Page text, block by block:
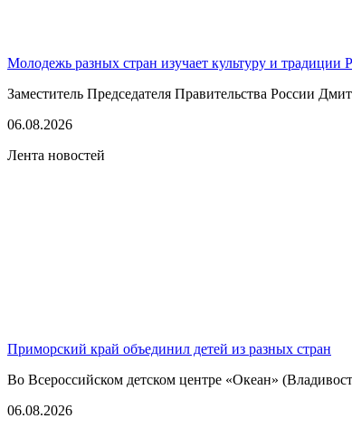
Молодежь разных стран изучает культуру и традиции
Заместитель Председателя Правительства России
06.08.2026
Лента новостей
Приморский край объединил детей из разных стран
Во Всероссийском детском центре «Океан»
06.08.2026